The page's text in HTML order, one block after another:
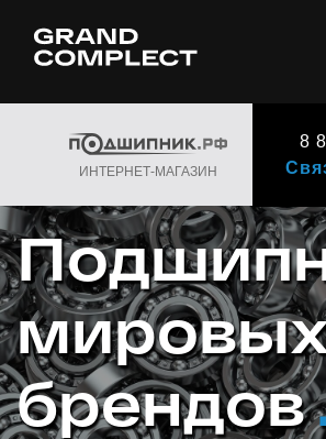
ИНТЕРНЕТ-МАГАЗИН
8
брендов